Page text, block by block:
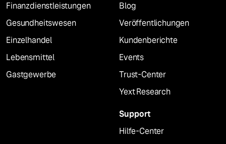
Finanzdienstleistungen
Gesundheitswesen
Einzelhandel
Lebensmittel
Gastgewerbe
Blog
Veröffentlichungen
Kundenberichte
Events
Trust-Center
Yext Research
Support
Hilfe-Center